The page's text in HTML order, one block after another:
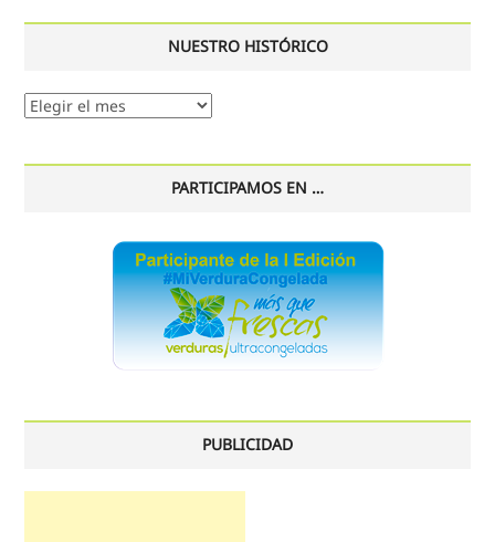
NUESTRO HISTÓRICO
Nuestro
PARTICIPAMOS EN …
PUBLICIDAD